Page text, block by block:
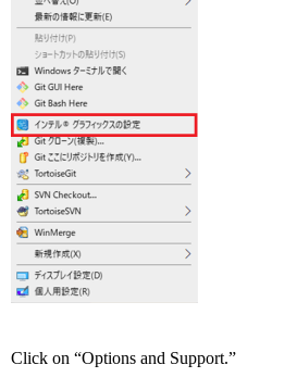
Click on “Options and Support.”